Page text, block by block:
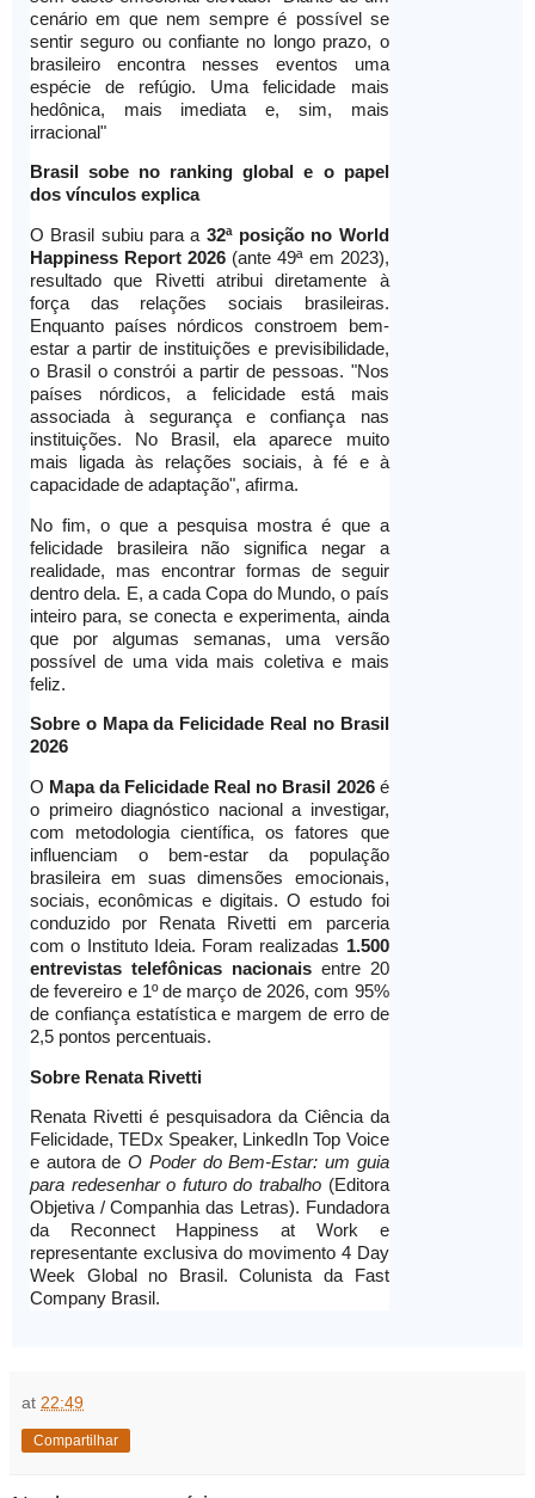
cenário em que nem sempre é possível se
sentir seguro ou confiante no longo prazo, o
brasileiro encontra nesses eventos uma
espécie de refúgio. Uma felicidade mais
hedônica, mais imediata e, sim, mais
irracional"
Brasil sobe no ranking global e o papel
dos vínculos explica
O Brasil subiu para a 32ª posição no World
Happiness Report 2026(ante 49ª em 2023),
resultado que Rivetti atribui diretamente à
força das relações sociais brasileiras.
Enquanto países nórdicos constroem bem-
estar a partir de instituições e previsibilidade,
o Brasil o constrói a partir de pessoas. "Nos
países nórdicos, a felicidade está mais
associada à segurança e confiança nas
instituições. No Brasil, ela aparece muito
mais ligada às relações sociais, à fé e à
capacidade de adaptação", afirma.
No fim, o que a pesquisa mostra é que a
felicidade brasileira não significa negar a
realidade, mas encontrar formas de seguir
dentro dela. E, a cada Copa do Mundo, o país
inteiro para, se conecta e experimenta, ainda
que por algumas semanas, uma versão
possível de uma vida mais coletiva e mais
feliz.
Sobre o Mapa da Felicidade Real no Brasil
2026
O Mapa da Felicidade Real no Brasil 2026é
o primeiro diagnóstico nacional a investigar,
com metodologia científica, os fatores que
influenciam o bem-estar da população
brasileira em suas dimensões emocionais,
sociais, econômicas e digitais. O estudo foi
conduzido por Renata Rivetti em parceria
com o Instituto Ideia. Foram realizadas 1.500
entrevistas telefônicas nacionaisentre 20
de fevereiro e 1º de março de 2026, com 95%
de confiança estatística e margem de erro de
2,5 pontos percentuais.
Sobre Renata Rivetti
Renata Rivetti é pesquisadora da Ciência da
Felicidade, TEDx Speaker, LinkedIn Top Voice
e autora deO Poder do Bem-Estar: um guia
para redesenhar o futuro do trabalho (Editora
Objetiva / Companhia das Letras). Fundadora
da Reconnect Happiness at Work e
representante exclusiva do movimento 4 Day
Week Global no Brasil. Colunista da Fast
Company Brasil.
at 22:49
Compartilhar